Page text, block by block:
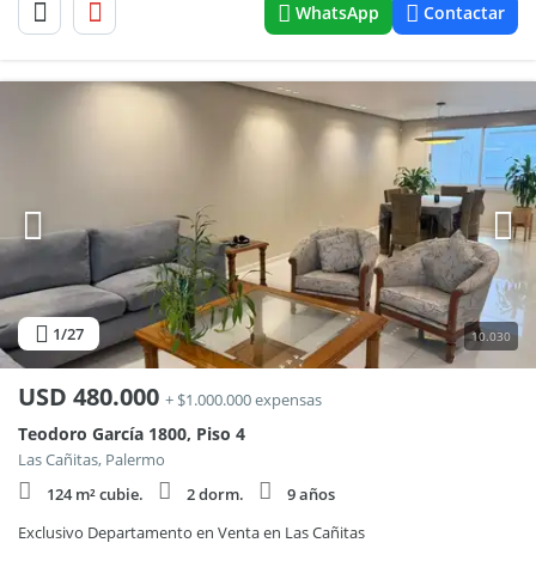
WhatsApp Contactar
1/27 10.030
USD 480.000 + $1.000.000 expensas
Teodoro García 1800, Piso 4
Las Cañitas, Palermo
124 m² cubie.
2 dorm.
9 años
Exclusivo Departamento en Venta en Las Cañitas